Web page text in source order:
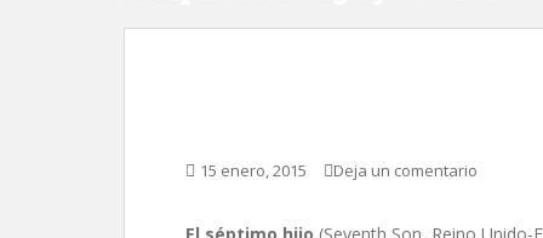
15 enero, 2015 Deja un comentario